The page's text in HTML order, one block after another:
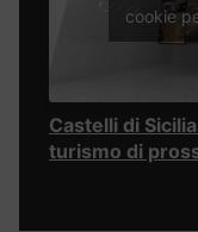
cookie
Castelli di
turismo di